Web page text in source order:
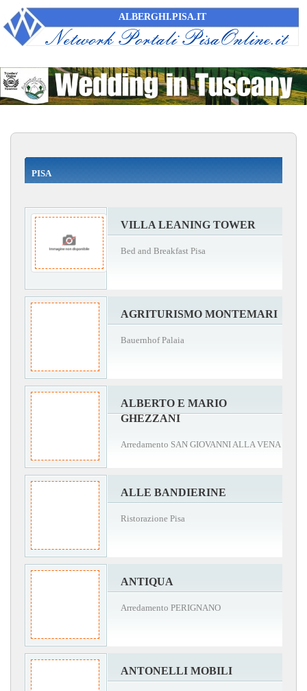
ALBERGHI.PISA.IT
PISA
VILLA LEANING TOWER
Bed and Breakfast Pisa
AGRITURISMO MONTEMARI
Bauernhof Palaia
ALBERTO E MARIO
GHEZZANI
Arredamento SAN GIOVANNI ALLA VENA
ALLE BANDIERINE
Ristorazione Pisa
ANTIQUA
Arredamento PERIGNANO
ANTONELLI MOBILI